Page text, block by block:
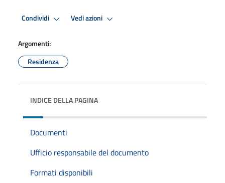
Condividi Vedi azioni
Argomenti:
Residenza
INDICE DELLA PAGINA
Documenti
Ufficio responsabile del documento
Formati disponibili